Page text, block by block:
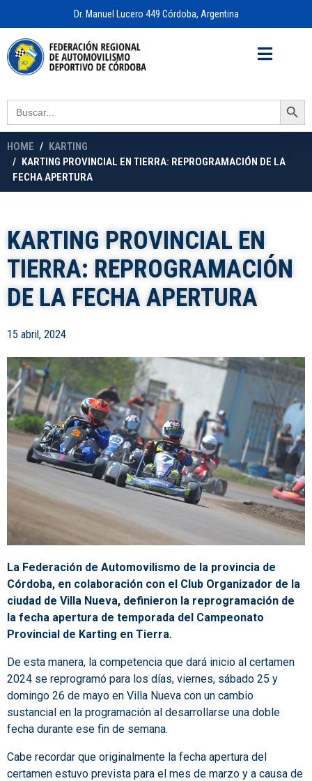
Dr. Manuel Lucero 449 Córdoba, Argentina
Search
for:
Search Button
HOME
KARTING
KARTING PROVINCIAL EN TIERRA: REPROGRAMACIÓN DE LA
FECHA APERTURA
KARTING PROVINCIAL EN
TIERRA: REPROGRAMACIÓN
DE LA FECHA APERTURA
15 abril, 2024
La Federación de Automovilismo de la provincia de
Córdoba, en colaboración con el Club Organizador de la
ciudad de Villa Nueva, definieron la reprogramación de
la fecha apertura de temporada del Campeonato
Provincial de Karting en Tierra.
De esta manera, la competencia que dará inicio al certamen
2024 se reprogramó para los días, viernes, sábado 25 y
domingo 26 de mayo en Villa Nueva con un cambio
sustancial en la programación al desarrollarse una doble
fecha durante ese fin de semana.
Cabe recordar que originalmente la fecha apertura del
certamen estuvo prevista para el mes de marzo y a causa de